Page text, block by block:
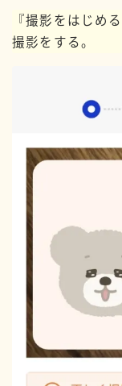
『撮影をはじめ
撮影をする。